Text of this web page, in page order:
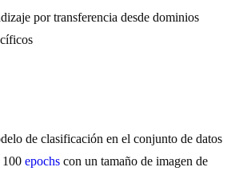
por transferencia desde dominios
de clasificación en el conjunto de datos
100 epochs con un tamaño de imagen de